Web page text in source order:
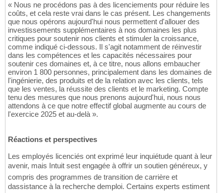
« Nous ne procédons pas à des licenciements pour réduire les
coûts, et cela reste vrai dans le cas présent. Les changements
que nous opérons aujourd'hui nous permettent d'allouer des
investissements supplémentaires à nos domaines les plus
critiques pour soutenir nos clients et stimuler la croissance,
comme indiqué ci-dessous. Il s'agit notamment de réinvestir
dans les compétences et les capacités nécessaires pour
soutenir ces domaines et, à ce titre, nous allons embaucher
environ 1 800 personnes, principalement dans les domaines de
l'ingénierie, des produits et de la relation avec les clients, tels
que les ventes, la réussite des clients et le marketing. Compte
tenu des mesures que nous prenons aujourd'hui, nous nous
attendons à ce que notre effectif global augmente au cours de
l'exercice 2025 et au-delà ».
Réactions et perspectives
Les employés licenciés ont exprimé leur inquiétude quant à leur
avenir, mais Intuit sest engagée à offrir un soutien généreux, y
compris des programmes de transition de carrière et
dassistance à la recherche demploi. Certains experts estiment